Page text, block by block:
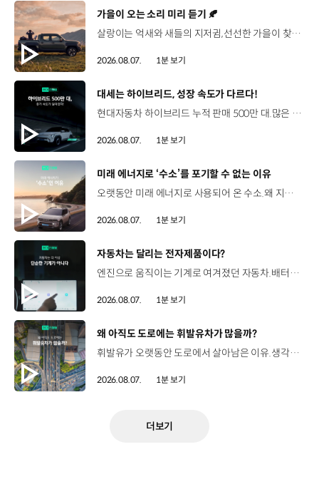
[동영상]
가을이 오는 소리 미리 듣기 🍂
살랑이는 억새와 새들의 지저귐,선선한 가을이 찾아오는 소리. 더 기아 타스만과 함께 계절을 만나보세요. 🎧 *본 영상은 AI를 활용해 제작했습니다. #기아 #더기아타스만 #타스만 #가을 #입추 #Tasman #ASMR
2026.08.07. 1분 보기
[동영상]
대세는 하이브리드, 성장 속도가 다르다!
현대자동차 하이브리드 누적 판매 500만 대.많은 운전자들이 선택한 이유는 무엇일까요? 현대진행형 팟캐스트 EP.21에서 확인하세요.📻 #현대자동차그룹 #현대진행형 #모빌리티팟캐스트 #하이브리드 #연료 #미래모빌리티 #모빌리티
2026.08.07. 1분 보기
[동영상]
미래 에너지로 ‘수소’를 포기할 수 없는 이유
오랫동안 미래 에너지로 사용되어 온 수소.왜 지금까지도 중요한 선택지로 꼽힐까요? 현대진행형 팟캐스트 EP.21에서 확인하세요.📻 #현대자동차그룹 #현대진행형 #모빌리티팟캐스트 #수소전기차 #수소에너지 #연료 #미래모빌리티 #모빌리티
2026.08.07. 1분 보기
[동영상]
자동차는 달리는 전자제품이다?
엔진으로 움직이는 기계로 여겨졌던 자동차.배터리와 소프트웨어를 통해 어떻게 바뀌고 있을까요? 현대진행형 팟캐스트 EP.21에서 확인하세요.📻 #현대자동차그룹 #현대진행형 #모빌리티팟캐스트 #SDV #전기차 #연료 #미래모빌리티 #모빌리티
2026.08.07. 1분 보기
[동영상]
왜 아직도 도로에는 휘발유차가 많을까?
휘발유가 오랫동안 도로에서 살아남은 이유.생각보다 강력한 장점이 있었습니다. 현대진행형 팟캐스트 EP.21에서 확인하세요.📻 #현대자동차그룹 #현대진행형 #모빌리티팟캐스트 #휘발유 #내연기관 #연료 #미래모빌리티 #모빌리티
2026.08.07. 1분 보기
더보기